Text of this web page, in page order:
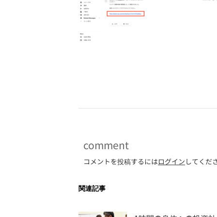
comment
コメントを投稿するにはログイン してくだ
関連記事